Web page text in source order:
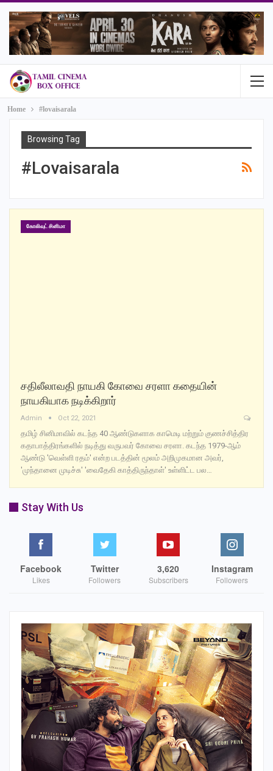
Home #lovaisarala
Browsing Tag
#lovaisarala
கோலிவுட் சினிமா
சதிலீலாவதி நாயகி கோவை சரளா கதையின்
நாயகியாக நடிக்கிறார்
Admin Oct 22, 2021
தமிழ் சினிமாவில் கடந்த 40 ஆண்டுகளாக காமெடி மற்றும் குணச்சித்திர
கதாபாத்திரங்களில் நடித்து வருபவர் கோவை சரளா. கடந்த 1979-ஆம்
ஆண்டு 'வெள்ளி ரதம்' என்ற படத்தின் மூலம் அறிமுகமான அவர்,
'முந்தானை முடிச்சு' 'வைதேகி காத்திருந்தாள்' உள்ளிட்ட பல…
Stay With Us
Facebook
Likes
Twitter
Followers
3,620
Subscribers
Instagram
Followers